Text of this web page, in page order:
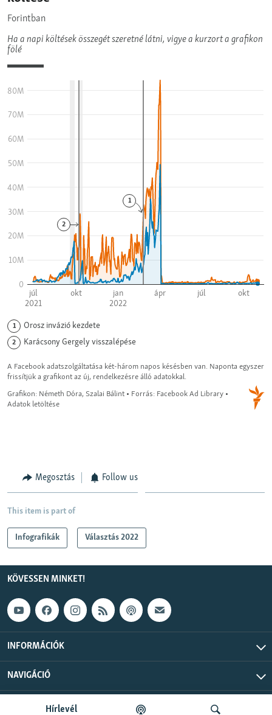
Valamennyi RFE/RL weboldal
Hírlevél
Megosztás Follow us
This item is part of
Infografikák Választás 2022
KÖVESSEN MINKET!
INFORMÁCIÓK
NAVIGÁCIÓ
Szabad Európa © 2026 RFE/RL, Inc. Minden jog fenntartva.